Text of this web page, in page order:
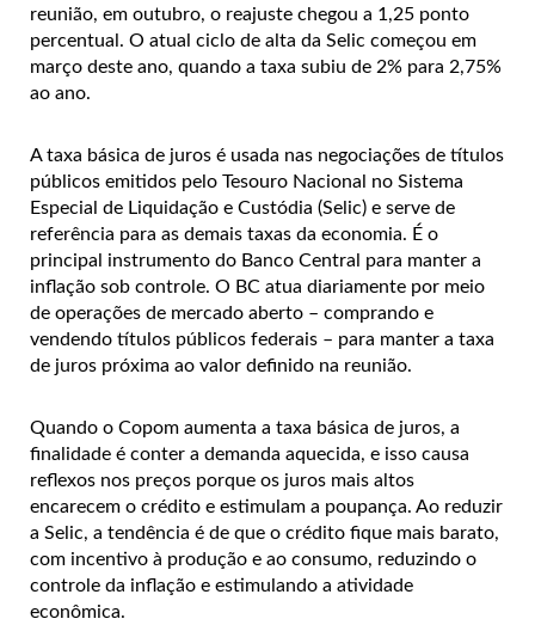
reunião, em outubro, o reajuste chegou a 1,25 ponto
percentual. O atual ciclo de alta da Selic começou em
março deste ano, quando a taxa subiu de 2% para 2,75%
ao ano.
A taxa básica de juros é usada nas negociações de títulos
públicos emitidos pelo Tesouro Nacional no Sistema
Especial de Liquidação e Custódia (Selic) e serve de
referência para as demais taxas da economia. É o
principal instrumento do Banco Central para manter a
inflação sob controle. O BC atua diariamente por meio
de operações de mercado aberto – comprando e
vendendo títulos públicos federais – para manter a taxa
de juros próxima ao valor definido na reunião.
Quando o Copom aumenta a taxa básica de juros, a
finalidade é conter a demanda aquecida, e isso causa
reflexos nos preços porque os juros mais altos
encarecem o crédito e estimulam a poupança. Ao reduzir
a Selic, a tendência é de que o crédito fique mais barato,
com incentivo à produção e ao consumo, reduzindo o
controle da inflação e estimulando a atividade
econômica.